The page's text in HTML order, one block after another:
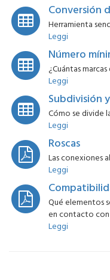
Conversión
Herramienta
Leggi
Número
¿Cuántas
Leggi
Subdivisión
Cómo se divide
Leggi
Roscas
Las conexiones
Leggi
Qué elementos
en contacto
Leggi